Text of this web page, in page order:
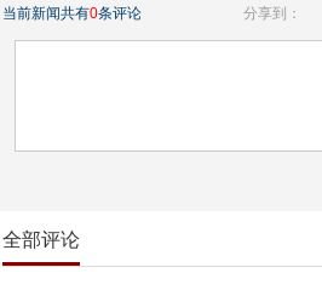
当前新闻共有0条评论 分享到：
全部评论